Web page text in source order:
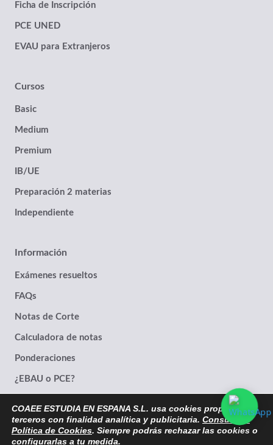
Ficha de Inscripción
PCE UNED
EVAU para Extranjeros
Cursos
Basic
Medium
Premium
IB/UE
Preparación 2 materias
Independiente
Información
Exámenes resueltos
FAQs
Notas de Corte
Calculadora de notas
Ponderaciones
¿EBAU o PCE?
© 2014- 2026 | Estudia en España® Marca Registrada. Empresa con
COAEE ESTUDIA EN ESPANA S.L. usa cookies propias y de
terceros con finalidad analítica y publicitaria. Consulta la
Política de Cookies. Siempre podrás rechazar las cookies o
configurarlas a tu medida.